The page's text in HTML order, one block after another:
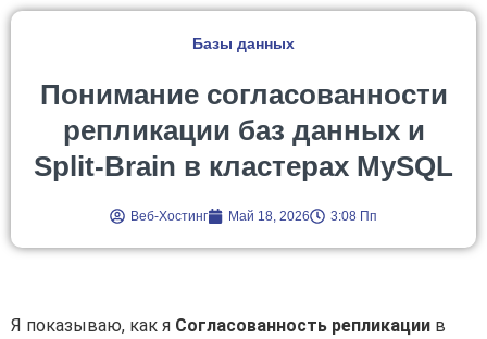
Базы данных
Понимание согласованности
репликации баз данных и
Split-Brain в кластерах MySQL
Веб-Хостинг Май 18, 2026 3:08 Пп
Я показываю, как я Согласованность репликации в